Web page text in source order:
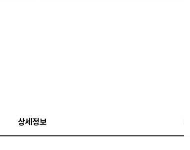
상세정보